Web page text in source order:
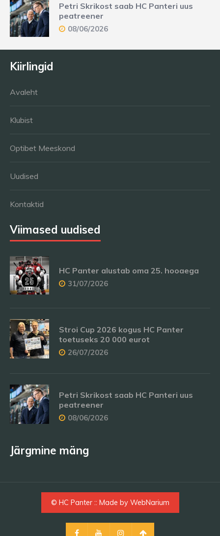
Petri Skrikost saab HC Panteri uus
peatreener
08/06/2026
Kiirlingid
Avaleht
Klubist
Optibet Meeskond
Uudised
Kontaktid
Viimased uudised
HC Panter alustab oma 25. hooaega
31/07/2026
Stroi Cup 2026 kogus HC Panter
toetuseks 20 000 eurot
26/07/2026
Petri Skrikost saab HC Panteri uus
peatreener
08/06/2026
Järgmine mäng
© HC Panter :: Made by WebNarium